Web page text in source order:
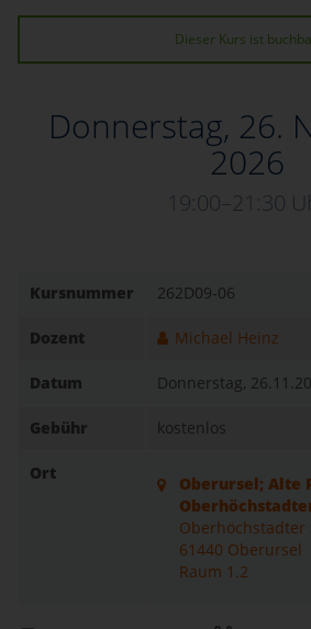
Dieser Kurs ist
Donnerstag, 26.
2026
19:00–21:30
Kursnummer 262D09-06
Dozent Michael Heinz
Datum Donnerstag,
Gebühr kostenlos
Ort
Oberursel; Alte
Oberhöchstadter
61440 Oberursel
Raum 1.2